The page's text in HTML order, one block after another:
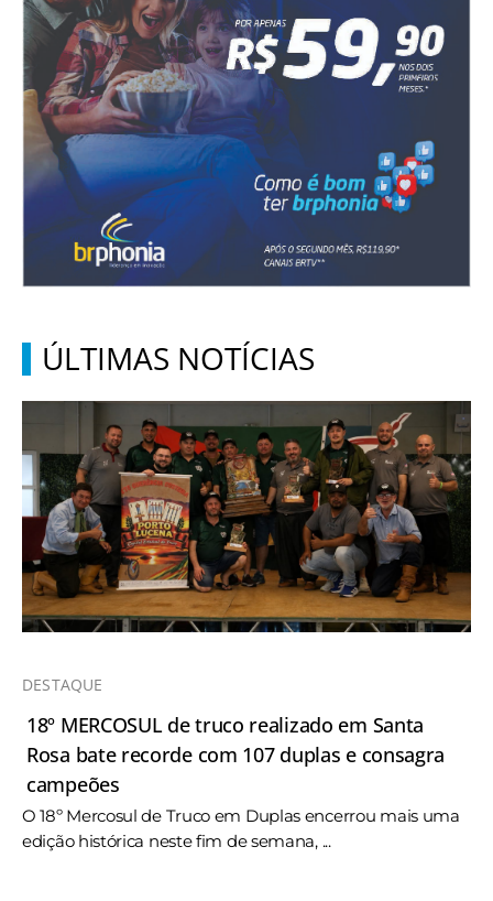
ÚLTIMAS NOTÍCIAS
DESTAQUE
18º MERCOSUL de truco realizado em Santa
Rosa bate recorde com 107 duplas e consagra
campeões
O 18º Mercosul de Truco em Duplas encerrou mais uma
edição histórica neste fim de semana, ...